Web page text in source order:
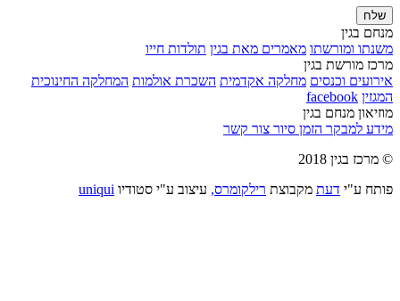
שלח
מנחם בגין
משנתו ומורשתו מאמרים מאת בגין תולדות חייו
מרכז מורשת בגין
אירועים וכנסים מחלקה אקדמית השכרת אולמות המחלקה החינוכית
המגזין facebook
מוזיאון מנחם בגין
מידע למבקר הזמן סיור צור קשר
© מרכז בגין 2018
פותח ע"י דעת מקבוצת רילקומרס, עיצוב ע"י סטודיו uniqui